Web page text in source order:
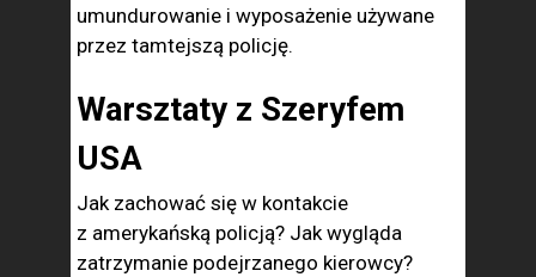
umundurowanie i wyposażenie używane
przez tamtejszą policję.
Warsztaty z Szeryfem
USA
Jak zachować się w kontakcie
z amerykańską policją? Jak wygląda
zatrzymanie podejrzanego kierowcy?